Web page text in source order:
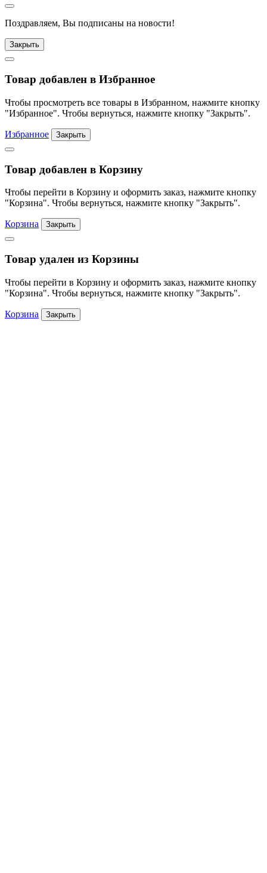
Поздравляем, Вы подписаны на новости!
Закрыть
Товар добавлен в Избранное
Чтобы просмотреть все товары в Избранном, нажмите кнопку
"Избранное". Чтобы вернуться, нажмите кнопку "Закрыть".
Избранное Закрыть
Товар добавлен в Корзину
Чтобы перейти в Корзину и оформить заказ, нажмите кнопку
"Корзина". Чтобы вернуться, нажмите кнопку "Закрыть".
Корзина Закрыть
Товар удален из Корзины
Чтобы перейти в Корзину и оформить заказ, нажмите кнопку
"Корзина". Чтобы вернуться, нажмите кнопку "Закрыть".
Корзина Закрыть